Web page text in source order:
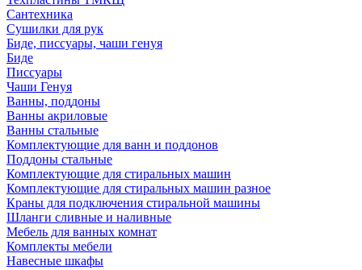
Сантехника
Сушилки для рук
Биде, писсуары, чаши генуя
Биде
Писсуары
Чаши Генуя
Ванны, поддоны
Ванны акриловые
Ванны стальные
Комплектующие для ванн и поддонов
Поддоны стальные
Комплектующие для стиральных машин
Комплектующие для стиральных машин разное
Краны для подключения стиральной машины
Шланги сливные и наливные
Мебель для ванных комнат
Комплекты мебели
Навесные шкафы